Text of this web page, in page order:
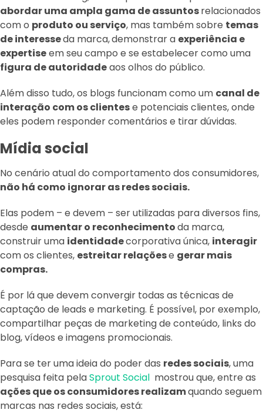
abordar uma ampla gama de assuntosrelacionados
com o produto ou serviço, mas também sobre temas
de interesseda marca,demonstrar a experiência e
expertiseem seu campo e se estabelecer como uma
figura de autoridadeaos olhos do público.
Além disso tudo, os blogs funcionam como um canal de
interação com os clientese potenciais clientes, onde
eles podem responder comentários e tirar dúvidas.
Mídia social
No cenário atual do comportamento dos consumidores,
não há como ignorar as redes sociais.
Elas podem – e devem – ser utilizadas para diversos fins,
desde aumentar o reconhecimentoda marca,
construir uma identidadecorporativa única, interagir
com os clientes, estreitar relaçõese gerar mais
compras.
É por lá que devem convergir todas as técnicas de
captação de leads e marketing. É possível, por exemplo,
compartilhar peças de marketing de conteúdo, links do
blog, vídeos e imagens promocionais.
Para se ter uma ideia do poder das redes sociais, uma
pesquisa feita pelaSprout Social mostrou que, entre as
ações que os consumidores realizamquando seguem
marcas nas redes sociais, está: